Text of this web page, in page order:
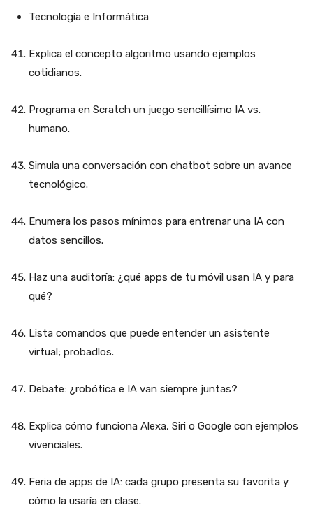
Tecnología e Informática
Explica el concepto algoritmo usando ejemplos
cotidianos.
Programa en Scratch un juego sencillísimo IA vs.
humano.
Simula una conversación con chatbot sobre un avance
tecnológico.
Enumera los pasos mínimos para entrenar una IA con
datos sencillos.
Haz una auditoría: ¿qué apps de tu móvil usan IA y para
qué?
Lista comandos que puede entender un asistente
virtual; probadlos.
Debate: ¿robótica e IA van siempre juntas?
Explica cómo funciona Alexa, Siri o Google con ejemplos
vivenciales.
Feria de apps de IA: cada grupo presenta su favorita y
cómo la usaría en clase.